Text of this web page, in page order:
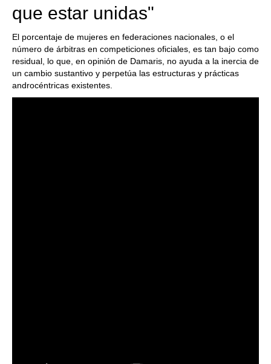
que estar unidas"
El porcentaje de mujeres en federaciones nacionales, o el
número de árbitras en competiciones oficiales, es tan bajo como
residual, lo que, en opinión de Damaris, no ayuda a la inercia de
un cambio sustantivo y perpetúa las estructuras y prácticas
androcéntricas existentes.